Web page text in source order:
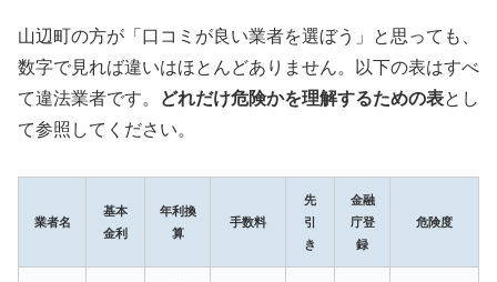
山辺町の方が「口コミが良い業者を選ぼう」と思っても、
数字で見れば違いはほとんどありません。以下の表はすべ
て違法業者です。
どれだけ危険かを理解するための表とし
て参照してください。
業者名
基本
金利
年利換
算
手数料
先
引
き
金融
庁登
録
危険度